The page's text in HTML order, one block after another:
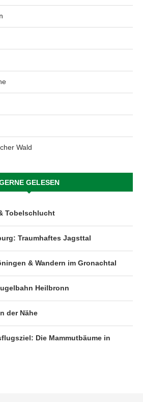
Wald
GELESEN
Tobelschlucht
Traumhaftes Jagsttal
& Wandern im Gronachtal
Heilbronn
der Nähe
Die Mammutbäume in